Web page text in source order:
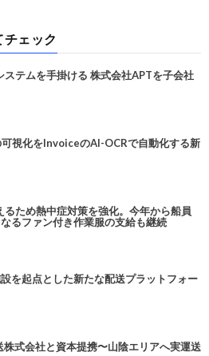
チェック
テムを手掛ける 株式会社APTを子会社
視化をInvoiceのAI-OCRで自動化する新
ため熱中症対策を強化。今年から船員
るファン付き作業服の支給も継続
を起点とした新たな配送プラットフォー
式会社と資本提携〜山陰エリアへ実運送